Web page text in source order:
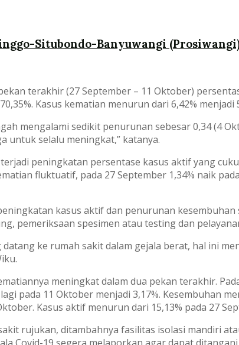
Situbondo-Banyuwangi
terakhir (27 September – 11 Oktober)
Kasus kematian menurun dari 6,42% menjadi
mengalami sedikit penurunan sebesar 0,34 (4
untuk selalu meningkat,” katanya.
peningkatan persentase kasus aktif yang
fluktuatif, pada 27 September 1,34% naik
kasus aktif dan penurunan
pemeriksaan spesimen atau testing dan
datang ke rumah sakit dalam gejala berat, hal ini
meningkat dalam dua pekan terakhir.
pada 11 Oktober menjadi 3,17%. Kesembuhan
Kasus aktif menurun dari 15,13% pada 27
rujukan, ditambahnya fasilitas isolasi mandiri